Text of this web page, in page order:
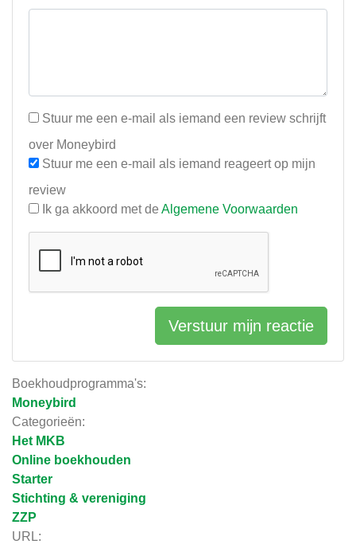
Boekhoudprogramma's:
Moneybird
Categorieën:
Het MKB
Online boekhouden
Starter
Stichting & vereniging
ZZP
URL:
Stuur me een e-mail als iemand een review schrijft
over Moneybird
Stuur me een e-mail als iemand reageert op mijn
review
Ik ga akkoord met de Algemene Voorwaarden
Verstuur mijn reactie